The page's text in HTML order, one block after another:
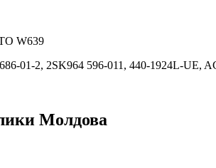
W639
01-2, 2SK964 596-011, 440-1924L-UE,
Молдова